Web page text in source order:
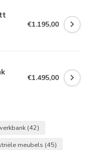
€1.195,00
€1.495,00
(42)
meubels (45)